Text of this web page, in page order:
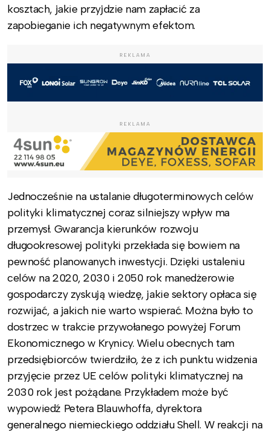
kosztach, jakie przyjdzie nam zapłacić za
zapobieganie ich negatywnym efektom.
REKLAMA
REKLAMA
Jednocześnie na ustalanie długoterminowych celów
polityki klimatycznej coraz silniejszy wpływ ma
przemysł. Gwarancja kierunków rozwoju
długookresowej polityki przekłada się bowiem na
pewność planowanych inwestycji. Dzięki ustaleniu
celów na 2020, 2030 i 2050 rok manedżerowie
gospodarczy zyskują wiedzę, jakie sektory opłaca się
rozwijać, a jakich nie warto wspierać. Można było to
dostrzec w trakcie przywołanego powyżej Forum
Ekonomicznego w Krynicy. Wielu obecnych tam
przedsiębiorców twierdziło, że z ich punktu widzenia
przyjęcie przez UE celów polityki klimatycznej na
2030 rok jest pożądane. Przykładem może być
wypowiedź Petera Blauwhoffa, dyrektora
generalnego niemieckiego oddziału Shell. W reakcji na